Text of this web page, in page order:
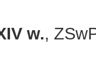
w.,